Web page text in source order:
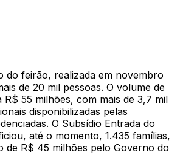
do feirão, realizada em novembro
de 20 mil pessoas. O volume de
R$ 55 milhões, com mais de 3,7 mil
disponibilizadas pelas
O Subsídio Entrada do
até o momento, 1.435 famílias,
de R$ 45 milhões pelo Governo do